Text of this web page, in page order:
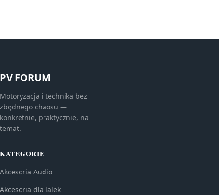
PV FORUM
Motoryzacja i technika bez
zbędnego chaosu —
konkretnie, praktycznie, na
temat.
KATEGORIE
Akcesoria Audio
Akcesoria dla lalek